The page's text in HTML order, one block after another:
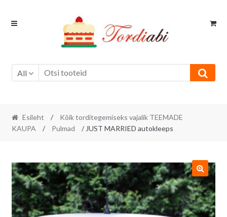
Skip
Skip
All
Esileht /
Kõik torditegemiseks vajalik TEEMADE
KAUPA
/ Pulmad / JUST MARRIED autokleeps